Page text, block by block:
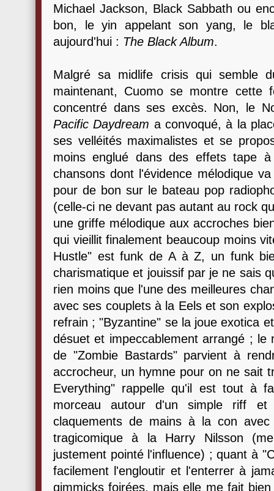
Michael Jackson, Black Sabbath ou
bon, le yin appelant son yang, le
aujourd'hui : The Black Album.
Malgré sa midlife crisis qui semble
maintenant, Cuomo se montre cette
concentré dans ses excès. Non, le
Pacific Daydream a convoqué, à la
ses velléités maximalistes et se
moins englué dans des effets tape
chansons dont l'évidence mélodique
pour de bon sur le bateau pop
(celle-ci ne devant pas autant au rock
une griffe mélodique aux accroches
qui vieillit finalement beaucoup moins
Hustle" est funk de A à Z, un funk
charismatique et jouissif par je ne sais
rien moins que l'une des meilleures
avec ses couplets à la Eels et son
refrain ; "Byzantine" se la joue exotica
désuet et impeccablement arrangé ; le
de "Zombie Bastards" parvient à
accrocheur, un hymne pour on ne sait
Everything" rappelle qu'il est tout à
morceau autour d'un simple riff
claquements de mains à la con
tragicomique à la Harry Nilsson
justement pointé l'influence) ; quant à
facilement l'engloutir et l'enterrer à
gimmicks foirées, mais elle me fait